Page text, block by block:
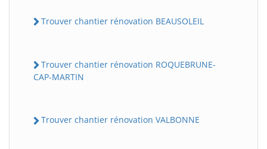
Trouver chantier rénovation BEAUSOLEIL
Trouver chantier rénovation ROQUEBRUNE-
CAP-MARTIN
Trouver chantier rénovation VALBONNE